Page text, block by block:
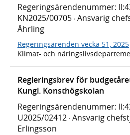
Regeringsärendenummer:
KN2025/00705 · Ansvarig
Åhrling
Regeringsärenden vecka 51, 2025
Klimat- och
Regleringsbrev för
Kungl. Konsthögskolan
Regeringsärendenummer:
U2025/02412 · Ansvarig
Erlingsson